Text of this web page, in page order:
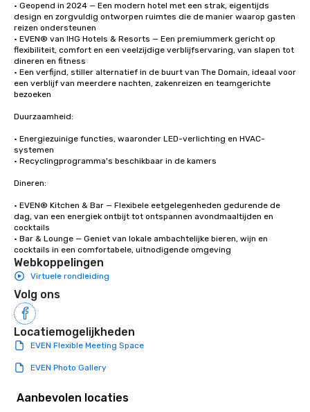
• Geopend in 2024 — Een modern hotel met een strak, eigentijds
design en zorgvuldig ontworpen ruimtes die de manier waarop gasten
reizen ondersteunen
• EVEN® van IHG Hotels & Resorts — Een premiummerk gericht op
flexibiliteit, comfort en een veelzijdige verblijfservaring, van slapen tot
dineren en fitness
• Een verfijnd, stiller alternatief in de buurt van The Domain, ideaal voor
een verblijf van meerdere nachten, zakenreizen en teamgerichte
bezoeken
Duurzaamheid:
• Energiezuinige functies, waaronder LED-verlichting en HVAC-
systemen
• Recyclingprogramma's beschikbaar in de kamers
Dineren:
• EVEN® Kitchen & Bar — Flexibele eetgelegenheden gedurende de
dag, van een energiek ontbijt tot ontspannen avondmaaltijden en
cocktails
• Bar & Lounge — Geniet van lokale ambachtelijke bieren, wijn en
cocktails in een comfortabele, uitnodigende omgeving
Webkoppelingen
Virtuele rondleiding
Volg ons
Locatiemogelijkheden
EVEN Flexible Meeting Space
EVEN Photo Gallery
Aanbevolen locaties